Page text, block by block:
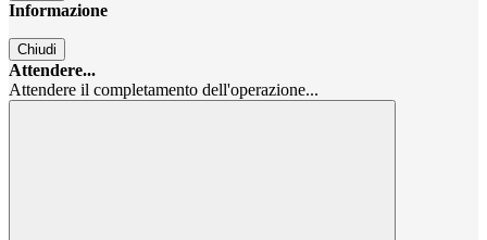
Informazione
Chiudi
Attendere...
Attendere il completamento dell'operazione...